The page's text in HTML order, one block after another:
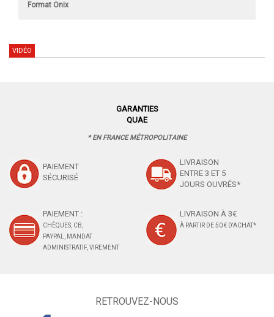
Format Onix
VIDÉO
GARANTIES
QUAE
* EN FRANCE MÉTROPOLITAINE
PAIEMENT
SÉCURISÉ
LIVRAISON
ENTRE 3 ET 5
JOURS OUVRÉS*
PAIEMENT :
CHÈQUES, CB,
PAYPAL, MANDAT
ADMINISTRATIF, VIREMENT
LIVRAISON À 3€
À PARTIR DE 50 € D'ACHAT*
RETROUVEZ-NOUS